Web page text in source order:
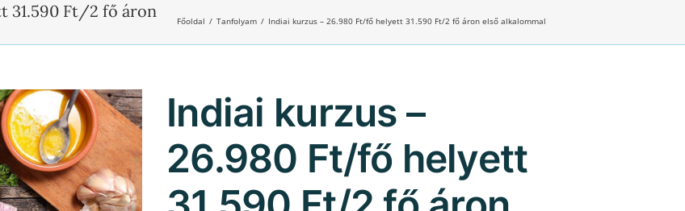
31.590 Ft/2 fő áron
Főoldal Tanfolyam Indiai kurzus – 26.980 Ft/fő helyett 31.590 Ft/2 fő áron első alkalommal
Indiai kurzus –
26.980 Ft/fő helyett